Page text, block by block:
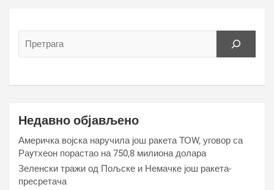
Недавно објављено
Америчка војска наручила још ракета ТОW, уговор са
Раyтхеон порастао на 750,8 милиона долара
Зеленски тражи од Пољске и Немачке још ракета-
пресретача